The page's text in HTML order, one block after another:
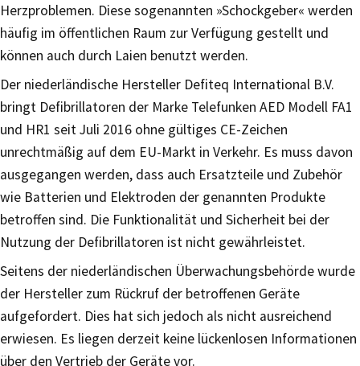
Herzproblemen. Diese sogenannten »Schockgeber« werden
häufig im öffentlichen Raum zur Verfügung gestellt und
können auch durch Laien benutzt werden.
Der niederländische Hersteller Defiteq International B.V.
bringt Defibrillatoren der Marke Telefunken AED Modell FA1
und HR1 seit Juli 2016 ohne gültiges CE-Zeichen
unrechtmäßig auf dem EU-Markt in Verkehr. Es muss davon
ausgegangen werden, dass auch Ersatzteile und Zubehör
wie Batterien und Elektroden der genannten Produkte
betroffen sind. Die Funktionalität und Sicherheit bei der
Nutzung der Defibrillatoren ist nicht gewährleistet.
Seitens der niederländischen Überwachungsbehörde wurde
der Hersteller zum Rückruf der betroffenen Geräte
aufgefordert. Dies hat sich jedoch als nicht ausreichend
erwiesen. Es liegen derzeit keine lückenlosen Informationen
über den Vertrieb der Geräte vor.